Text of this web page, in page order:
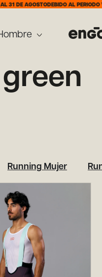
DE AGOSTODEBIDO AL PERIODO
Running Mujer